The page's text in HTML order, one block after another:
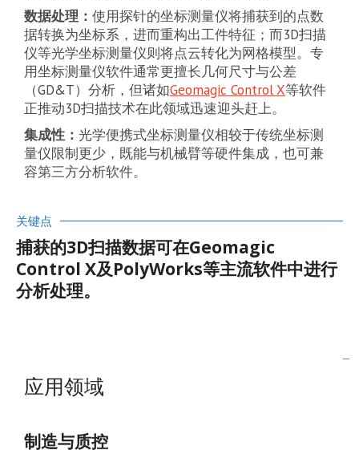
数据处理： 使用探针的坐标测量仪将捕获到的点数
据转换为坐标系，进而重构出工件特征；而3D扫描
仪等光学坐标测量仪则将点云转化为网格模型。专
用坐标测量仪软件通常更擅长几何尺寸与公差
（GD&T）分析，但诸如Geomagic Control X等软件
正推动3D扫描技术在此领域迅速迎头赶上。
集成性： 光学便携式坐标测量仪相较于传统坐标测
量仪限制更少，既能与机械臂等硬件集成，也可兼
容第三方分析软件。
关键点
捕获的3D扫描数据可在Geomagic
Control X及PolyWorks等主流软件中进行
分析处理。
应用领域
制造与质控